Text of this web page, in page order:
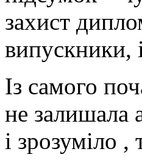
захист
випускники,
Із самого
не залишала
і зрозуміло